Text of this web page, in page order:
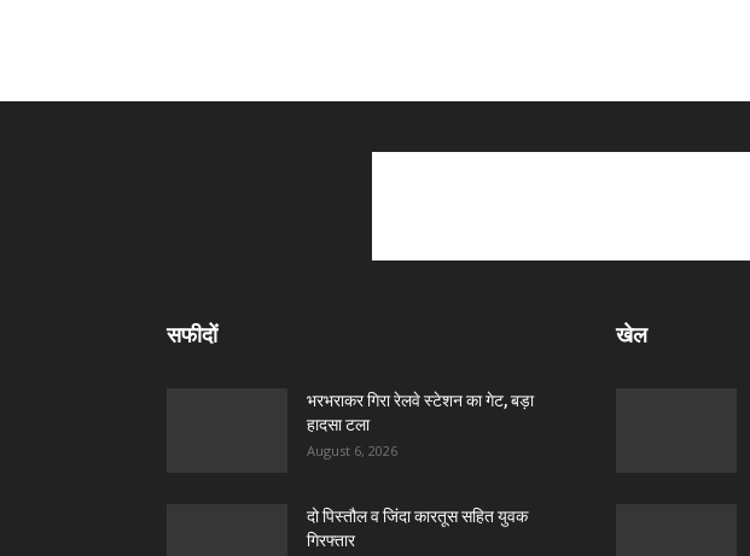
सफीदों
भरभराकर गिरा रेलवे स्टेशन का गेट, बड़ा
हादसा टला
August 6, 2026
दो पिस्तौल व जिंदा कारतूस सहित युवक
गिरफ्तार
खेल